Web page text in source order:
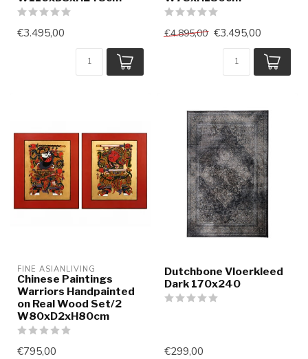
€3.495,00 €4.895,00 €3.495,00
FINE ASIANLIVING
Chinese Paintings
Warriors Handpainted
on Real Wood Set/2
W80xD2xH80cm
€795,00
Dutchbone Vloerkleed
Dark 170x240
€299,00